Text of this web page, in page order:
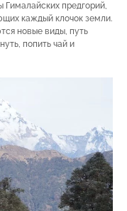
предгорий,
каждый клочок земли.
новые виды, путь
попить чай и